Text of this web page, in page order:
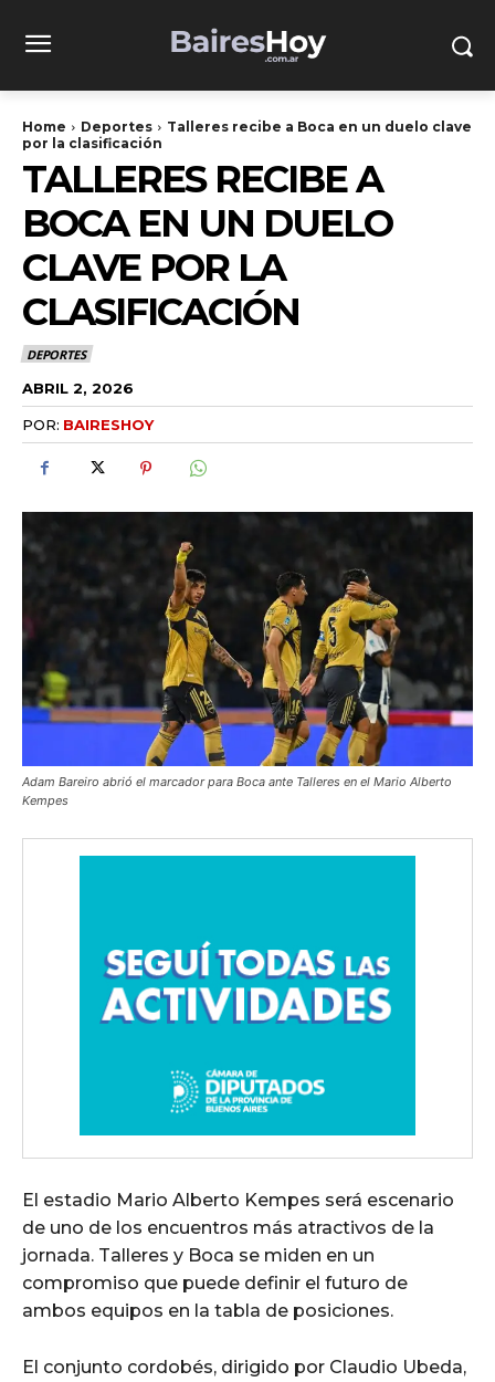
Home Deportes
Talleres recibe a Boca en un duelo clave
por la clasificación
TALLERES RECIBE A
BOCA EN UN DUELO
CLAVE POR LA
CLASIFICACIÓN
DEPORTES
ABRIL 2, 2026
POR: BAIRESHOY
Adam Bareiro abrió el marcador para Boca ante Talleres en el Mario Alberto
Kempes
El estadio Mario Alberto Kempes será escenario
de uno de los encuentros más atractivos de la
jornada. Talleres y Boca se miden en un
compromiso que puede definir el futuro de
ambos equipos en la tabla de posiciones.
El conjunto cordobés, dirigido por Claudio Ubeda,